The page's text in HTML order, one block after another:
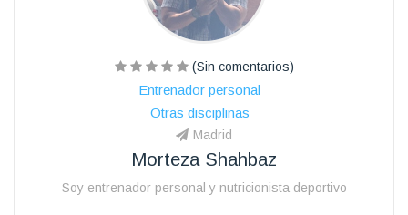
(Sin comentarios)
Entrenador personal
Otras disciplinas
Madrid
Morteza Shahbaz
Soy entrenador personal y nutricionista deportivo